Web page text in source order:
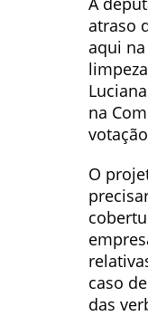
atraso
aqui
na
O
caso
das